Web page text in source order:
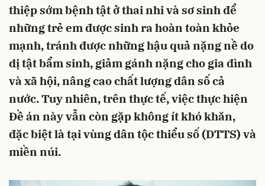
thiệp sớm bệnh tật ở thai nhi và sơ sinh để
những trẻ em được sinh ra hoàn toàn khỏe
mạnh, tránh được những hậu quả nặng nề do
dị tật bẩm sinh, giảm gánh nặng cho gia đình
và xã hội, nâng cao chất lượng dân số cả
nước. Tuy nhiên, trên thực tế, việc thực hiện
Đề án này vẫn còn gặp không ít khó khăn,
đặc biệt là tại vùng dân tộc thiểu số (DTTS) và
miền núi.